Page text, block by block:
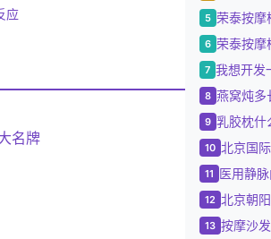
应
名牌
5 荣泰按摩
6 荣泰按摩
7 我想开发
8 燕窝炖多
9 乳胶枕什
10
11 医用静
12
13 按摩沙